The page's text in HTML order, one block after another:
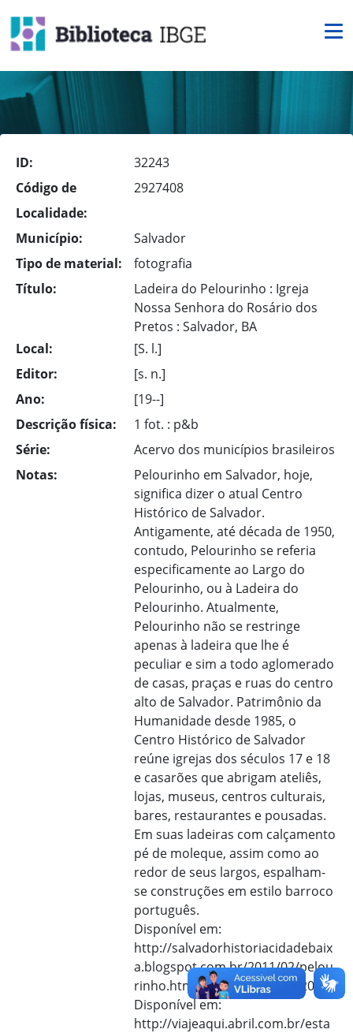
ID:
32243
Código de
Localidade:
2927408
Município:
Salvador
Tipo de material:
fotografia
Título:
Ladeira do Pelourinho : Igreja
Nossa Senhora do Rosário dos
Pretos : Salvador, BA
Local:
[S. l.]
Editor:
[s. n.]
Ano:
[19--]
Descrição física:
1 fot. : p&b
Série:
Acervo dos municípios brasileiros
Notas:
Pelourinho em Salvador, hoje,
significa dizer o atual Centro
Histórico de Salvador.
Antigamente, até década de 1950,
contudo, Pelourinho se referia
especificamente ao Largo do
Pelourinho, ou à Ladeira do
Pelourinho. Atualmente,
Pelourinho não se restringe
apenas à ladeira que lhe é
peculiar e sim a todo aglomerado
de casas, praças e ruas do centro
alto de Salvador. Patrimônio da
Humanidade desde 1985, o
Centro Histórico de Salvador
reúne igrejas dos séculos 17 e 18
e casarões que abrigam ateliês,
lojas, museus, centros culturais,
bares, restaurantes e pousadas.
Em suas ladeiras com calçamento
pé de moleque, assim como ao
redor de seus largos, espalham-
se construções em estilo barroco
português.
Disponível em:
http://salvadorhistoriacidadebaix
a.blogspot.com.br/2011/02/pelou
rinho.html. Acesso em: dez. 2015.
Disponível em:
http://viajeaqui.abril.com.br/esta